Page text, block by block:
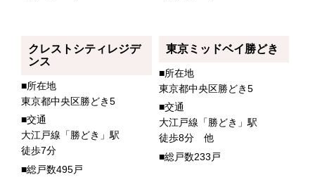
クレストシティレジデ
ンス
■所在地
東京都中央区勝どき5
■交通
大江戸線「勝どき」駅
徒歩7分
■総戸数495戸
東京ミッドベイ勝どき
■所在地
東京都中央区勝どき5
■交通
大江戸線「勝どき」駅
徒歩8分 他
■総戸数233戸